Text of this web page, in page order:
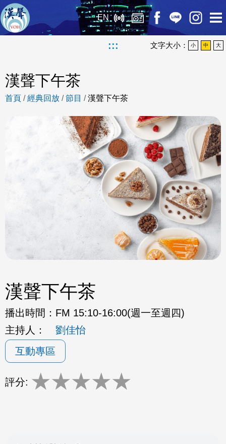
EN
::: 文字大小： 小 中 大
漢聲下午茶
首頁 /經典回放 /節目 /漢聲下午茶
漢聲下午茶
播出時間： FM 15:10-16:00(週一至週四)
主持人：
劉佳怡
互動專區
評分: ★★★★★